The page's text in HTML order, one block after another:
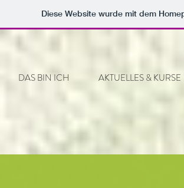
Diese Website wurde mit dem
DAS BIN ICH AKTUELLES & KURSE